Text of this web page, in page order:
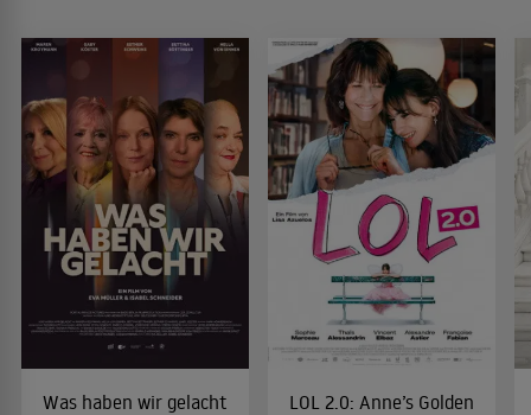
Was haben wir gelacht
LOL 2.0: Anne’s Golden